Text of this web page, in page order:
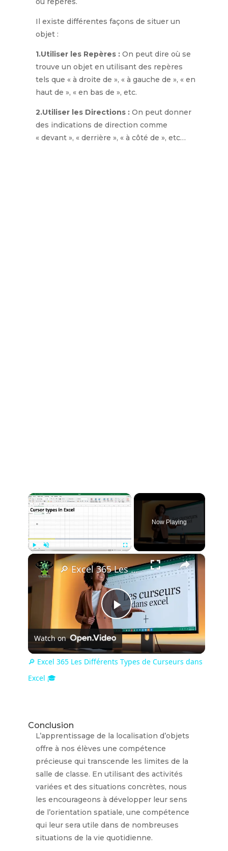
Il existe différentes façons de situer un
objet :
1.Utiliser les Repères :On peut dire où se
trouve un objet en utilisant des repères
tels que « à droite de », « à gauche de », « en
haut de », « en bas de », etc.
2.Utiliser les Directions :On peut donner
des indications de direction comme
« devant », « derrière », « à côté de », etc…
×
Unmute
Now Playing
×
P
l
V
i
d
e
🔎 Excel 365 Les Différents Types de Curseurs dans Excel 🎓
Watch on
🔎 Excel 365 Les Différents Types de Curseurs dans
Excel 🎓
Conclusion
L’apprentissage de la localisation d’objets
offre à nos élèves une compétence
précieuse qui transcende les limites de la
salle de classe. En utilisant des activités
variées et des situations concrètes, nous
les encourageons à développer leur sens
de l’orientation spatiale, une compétence
qui leur sera utile dans de nombreuses
situations de la vie quotidienne.